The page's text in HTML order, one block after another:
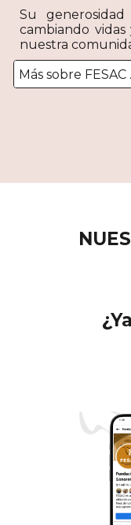
Su
cambiando
nuestra
Más sobre FESAC